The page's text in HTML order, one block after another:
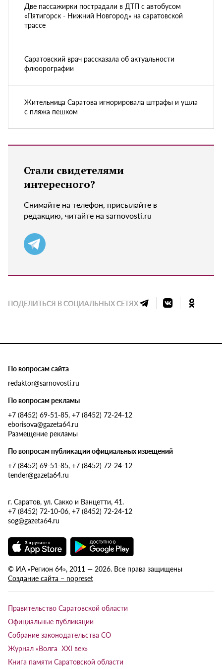
Две пассажирки пострадали в ДТП с автобусом
«Пятигорск - Нижний Новгород» на саратовской
трассе
Саратовский врач рассказала об актуальности
флюорографии
Жительница Саратова игнорировала штрафы и ушла
с пляжа пешком
Стали свидетелями
интересного?
Снимайте на телефон, присылайте в
редакцию, читайте на sarnovosti.ru
ПОДЕЛИТЬСЯ В СОЦИАЛЬНЫХ СЕТЯХ
По вопросам сайта
redaktor@sarnovosti.ru
По вопросам рекламы
+7 (8452) 69-51-85, +7 (8452) 72-24-12
eborisova@gazeta64.ru
Размещение рекламы
По вопросам публикации официальных извещений
+7 (8452) 69-51-85, +7 (8452) 72-24-12
tender@gazeta64.ru
г. Саратов, ул. Сакко и Ванцетти, 41.
+7 (8452) 72-10-06, +7 (8452) 72-24-12
sog@gazeta64.ru
© ИА «Регион 64», 2011 — 2026. Все права защищены
Создание сайта – nopreset
Правительство Саратовской области
Официальные публикации
Собрание законодательства СО
Журнал «Волга XXI век»
Книга памяти Саратовской области